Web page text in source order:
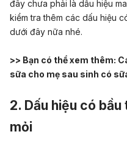
đây chưa phải là dấu hiệu
kiểm tra thêm các dấu hiệu
dưới đây nữa nhé.
>> Bạn có thể xem thêm:
sữa cho mẹ sau sinh có
2. Dấu hiệu có
mỏi